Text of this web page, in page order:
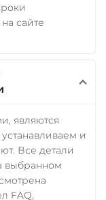
сайте
являются
и
Все детали
выбранном
FAQ,